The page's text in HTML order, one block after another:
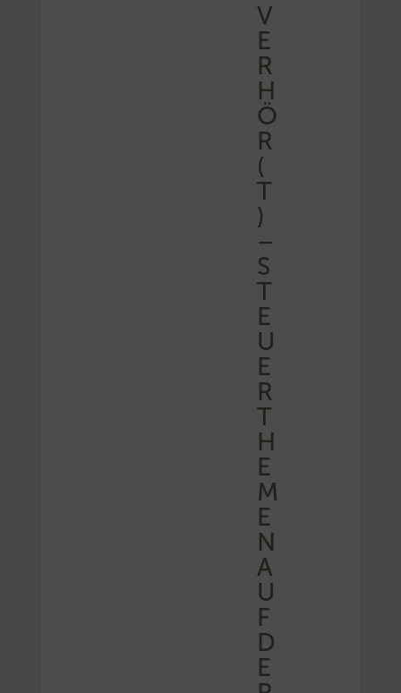
V
E
R
H
Ö
R
(
T
)
–
S
T
E
U
E
R
T
H
E
M
E
N
A
U
F
D
E